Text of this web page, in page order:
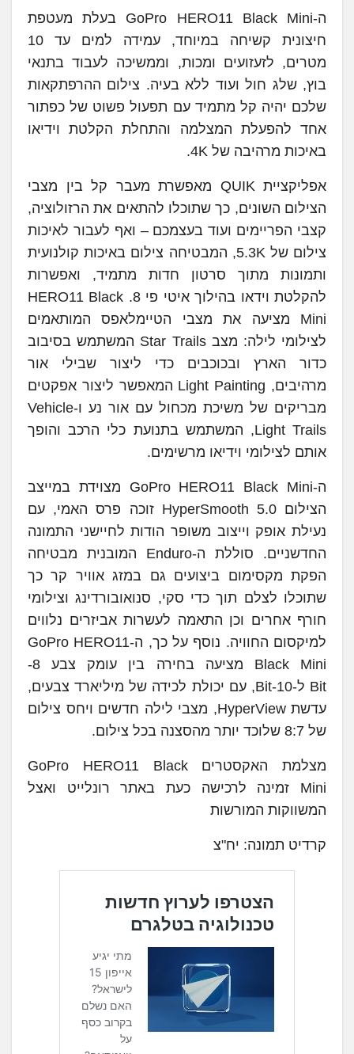
ה-GoPro HERO11 Black Mini בעלת מעטפת
חיצונית קשיחה במיוחד, עמידה למים עד 10
מטרים, לזעזועים ומכות, וממשיכה לעבוד בתנאי
בוץ, שלג חול ועוד ללא בעיה. צילום ההרפתקאות
שלכם יהיה קל מתמיד עם תפעול פשוט של כפתור
אחד להפעלת המצלמה והתחלת הקלטת וידיאו
באיכות מרהיבה של 4K.
אפליקציית QUIK מאפשרת מעבר קל בין מצבי
הצילום השונים, כך שתוכלו להתאים את הרזולוציה,
קצבי הפריימים ועוד בעצמכם – ואף לעבור לאיכות
צילום של 5.3K, המבטיחה צילום באיכות קולנועית
ותמונות מתוך סרטון חדות מתמיד, ואפשרות
להקלטת וידאו בהילוך איטי פי 8. HERO11 Black
Mini מציעה את מצבי הטיימלאפס המותאמים
לצילומי לילה: מצב Star Trails המשתמש בסיבוב
כדור הארץ ובכוכבים כדי ליצור שבילי אור
מרהיבים, Light Painting המאפשר ליצור אפקטים
מבריקים של משיכת מכחול עם אור נע ו-Vehicle
Light Trails, המשתמש בתנועת כלי הרכב והופך
אותם לצילומי וידיאו מרשימים.
ה-GoPro HERO11 Black Mini מצוידת במייצב
הצילום HyperSmooth 5.0 זוכה פרס האמי, עם
נעילת אופק וייצוב משופר הודות לחיישני התמונה
החדשניים. סוללת ה-Enduro המובנית מבטיחה
הפקת מקסימום ביצועים גם במזג אוויר קר כך
שתוכלו לצלם תוך כדי סקי, סנואובורדינג וצילומי
חורף אחרים וכן התאמה לעשרות אביזרים נלווים
למיקסום החוויה. נוסף על כך, ה-GoPro HERO11
Black Mini מציעה בחירה בין עומק צבע 8-
Bit ל-10-Bit, עם יכולת לכידה של מיליארד צבעים,
עדשת HyperView, מצבי לילה חדשים ויחס צילום
של 8:7 שלוכד יותר מהסצנה בכל צילום.
מצלמת האקסטרים GoPro HERO11 Black
Mini זמינה לרכישה כעת באתר רונלייט ואצל
המשווקות המורשות
קרדיט תמונה: יח"צ